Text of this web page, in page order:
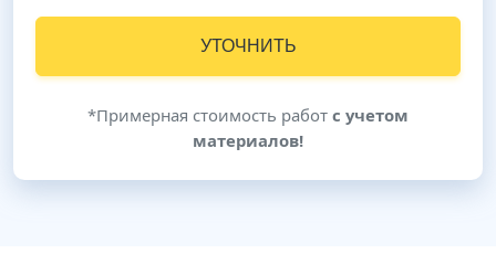
УТОЧНИТЬ
*Примерная стоимость работ с учетом
материалов!